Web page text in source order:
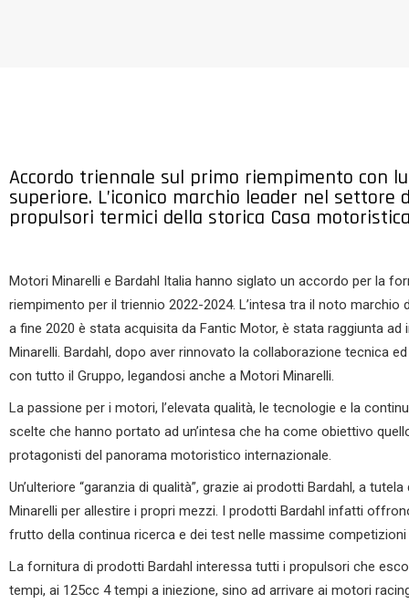
Accordo triennale sul primo riempimento con
superiore. L’iconico marchio leader nel
propulsori termici della storica Casa
Motori Minarelli e Bardahl Italia hanno siglato un accordo per la
riempimento per il triennio 2022-2024. L’intesa tra il noto
a fine 2020 è stata acquisita da Fantic Motor, è stata raggiunta
Minarelli. Bardahl, dopo aver rinnovato la collaborazione tecnica
con tutto il Gruppo, legandosi anche a Motori Minarelli.
La passione per i motori, l’elevata qualità, le tecnologie e la
scelte che hanno portato ad un’intesa che ha come obiettivo
protagonisti del panorama motoristico internazionale.
Un’ulteriore “garanzia di qualità”, grazie ai prodotti Bardahl, a
Minarelli per allestire i propri mezzi. I prodotti Bardahl infatti
frutto della continua ricerca e dei test nelle massime
La fornitura di prodotti Bardahl interessa tutti i propulsori che
tempi, ai 125cc 4 tempi a iniezione, sino ad arrivare ai motori